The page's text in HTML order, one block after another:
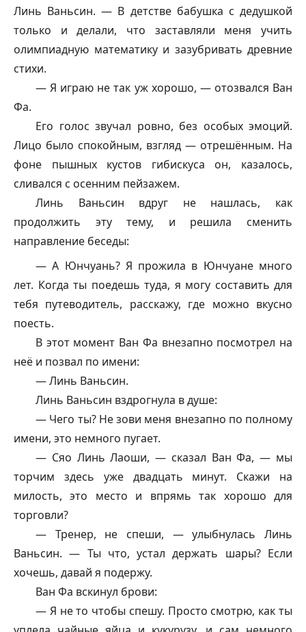
Линь Ваньсин. — В детстве бабушка с дедушкой
только и делали, что заставляли меня учить
олимпиадную математику и зазубривать древние
стихи.
— Я играю не так уж хорошо, — отозвался Ван
Фа.
Его голос звучал ровно, без особых эмоций.
Лицо было спокойным, взгляд — отрешённым. На
фоне пышных кустов гибискуса он, казалось,
сливался с осенним пейзажем.
Линь Ваньсин вдруг не нашлась, как
продолжить эту тему, и решила сменить
направление беседы:
— А Юнчуань? Я прожила в Юнчуане много
лет. Когда ты поедешь туда, я могу составить для
тебя путеводитель, расскажу, где можно вкусно
поесть.
В этот момент Ван Фа внезапно посмотрел на
неё и позвал по имени:
— Линь Ваньсин.
Линь Ваньсин вздрогнула в душе:
— Чего ты? Не зови меня внезапно по полному
имени, это немного пугает.
— Сяо Линь Лаоши, — сказал Ван Фа, — мы
торчим здесь уже двадцать минут. Скажи на
милость, это место и впрямь так хорошо для
торговли?
— Тренер, не спеши, — улыбнулась Линь
Ваньсин. — Ты что, устал держать шары? Если
хочешь, давай я подержу.
Ван Фа вскинул брови:
— Я не то чтобы спешу. Просто смотрю, как ты